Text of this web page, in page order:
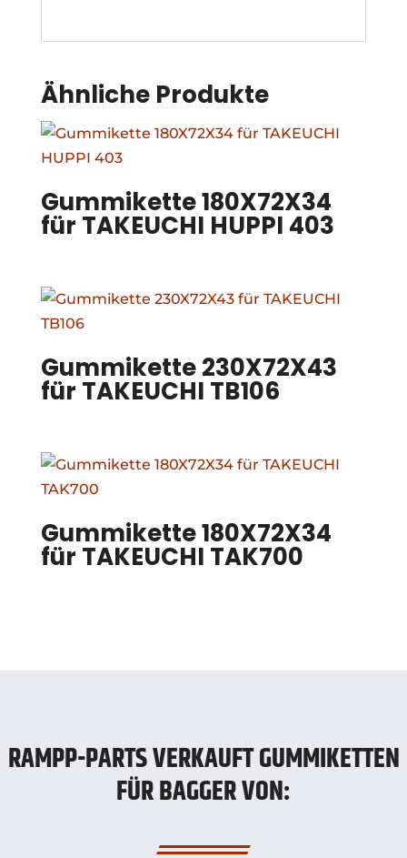
Ähnliche Produkte
Gummikette 180X72X34
für TAKEUCHI HUPPI 403
Gummikette 230X72X43
für TAKEUCHI TB106
Gummikette 180X72X34
für TAKEUCHI TAK700
RAMPP-PARTS VERKAUFT GUMMIKETTEN
FÜR BAGGER VON: